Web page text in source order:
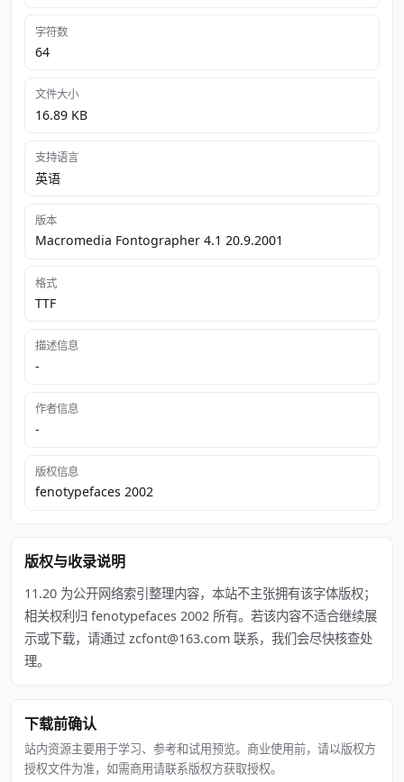
字符数
64
文件大小
16.89 KB
支持语言
英语
版本
Macromedia Fontographer 4.1 20.9.2001
格式
TTF
描述信息
-
作者信息
-
版权信息
fenotypefaces 2002
版权与收录说明
11.20 为公开网络索引整理内容，本站不主张拥有该字体版权；
相关权利归 fenotypefaces 2002 所有。若该内容不适合继续展
示或下载，请通过 zcfont@163.com 联系，我们会尽快核查处
理。
下载前确认
站内资源主要用于学习、参考和试用预览。商业使用前，请以版权方
授权文件为准，如需商用请联系版权方获取授权。